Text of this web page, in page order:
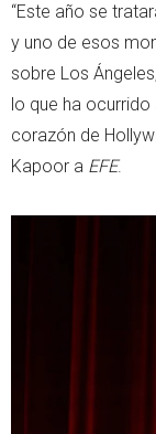
“Este año se
y uno de esos
sobre Los
lo que ha
corazón de
Kapoor a EFE.